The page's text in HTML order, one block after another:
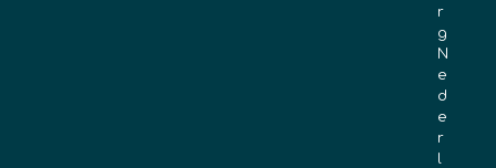
r
g
N
e
d
e
r
l